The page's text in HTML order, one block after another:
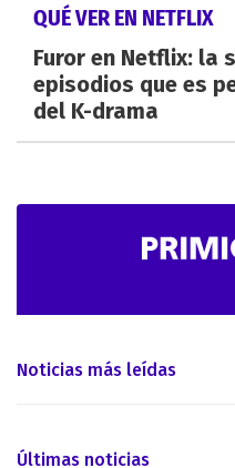
QUÉ VER EN NETFLIX
Furor en Netflix: la
episodios que es
del K-drama
Noticias más leídas
Últimas noticias